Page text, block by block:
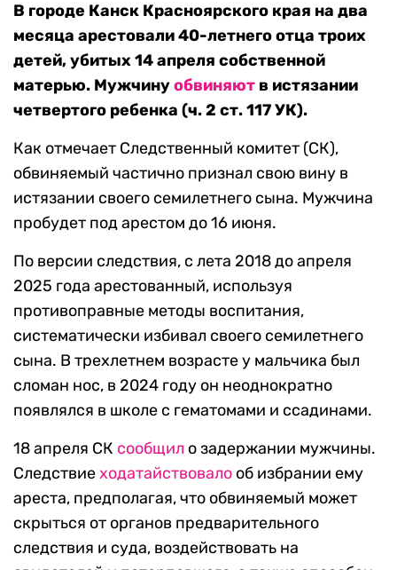
В городе Канск Красноярского края на два
месяца арестовали 40-летнего отца троих
детей, убитых 14 апреля собственной
матерью. Мужчинуобвиняют в истязании
четвертого ребенка (ч. 2 ст. 117 УК).
Как отмечает Следственный комитет (СК),
обвиняемый частично признал свою вину в
истязании своего семилетнего сына. Мужчина
пробудет под арестом до 16 июня.
По версии следствия, с лета 2018 до апреля
2025 года арестованный, используя
противоправные методы воспитания,
систематически избивал своего семилетнего
сына. В трехлетнем возрасте у мальчика был
сломан нос, в 2024 году он неоднократно
появлялся в школе с гематомами и ссадинами.
18 апреля СК сообщил о задержании мужчины.
Следствиеходатайствовало об избрании ему
ареста, предполагая, что обвиняемый может
скрыться от органов предварительного
следствия и суда, воздействовать на